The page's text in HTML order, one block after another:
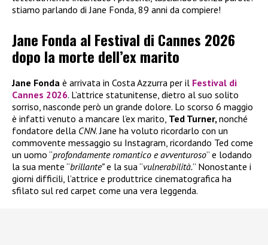
stiamo parlando di Jane Fonda, 89 anni da compiere!
Jane Fonda al Festival di Cannes 2026
dopo la morte dell’ex marito
Jane Fonda è arrivata in Costa Azzurra per il Festival di
Cannes 2026. L’attrice statunitense, dietro al suo solito
sorriso, nasconde però un grande dolore. Lo scorso 6 maggio
è infatti venuto a mancare l’ex marito, Ted Turner,nonché
fondatore della CNN. Jane ha voluto ricordarlo con un
commovente messaggio su Instagram, ricordando Ted come
un uomo “profondamente romantico e avventuroso” e lodando
la sua mente “brillante”e la sua “vulnerabilità.” Nonostante i
giorni difficili, l’attrice e produttrice cinematografica ha
sfilato sul red carpet come una vera leggenda.